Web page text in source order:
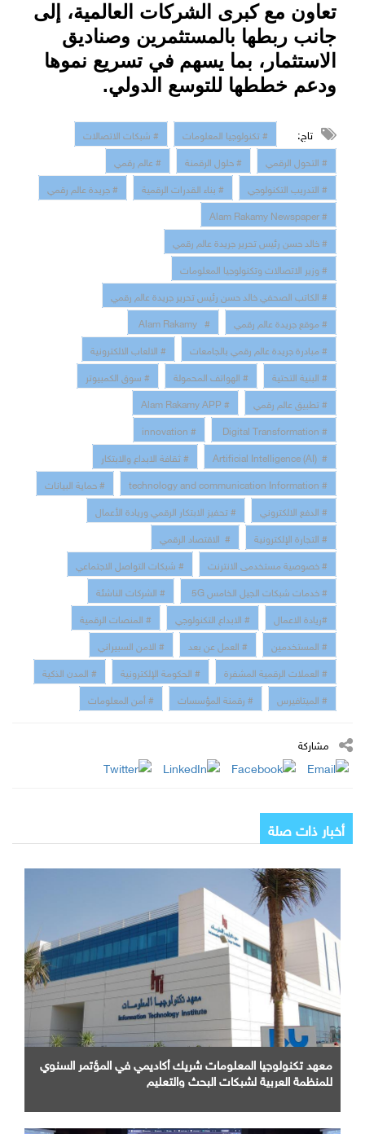
تعاون مع كبرى الشركات العالمية، إلى
جانب ربطها بالمستثمرين وصناديق
الاستثمار، بما يسهم في تسريع نموها
ودعم خططها للتوسع الدولي.
تاج: # تكنولوجيا المعلومات
# شبكات الاتصالات
# التحول الرقمي
# حلول الرقمنة
# عالم رقمي
# التدريب التكنولوجي
# بناء القدرات الرقمية
# جريدة عالم رقمي
# Alam Rakamy Newspaper
# خالد حسن رئيس تحرير جريدة عالم رقمي
# وزير الاتصالات وتكنولوجيا المعلومات
# الكاتب الصحفي خالد حسن رئيس تحرير جريدة عالم رقمي
# موقع جريدة عالم رقمي
# Alam Rakamy
# مبادرة جريدة عالم رقمي بالجامعات
# الالعاب الالكترونية
# البنية التحتية
# الهواتف المحمولة
# سوق الكمبيوتر
# تطبيق عالم رقمي
# Alam Rakamy APP
# Digital Transformation
# innovation
# Artificial Intelligence (AI)
# ثقافة الابداع والابتكار
# technology and communication Information
# حماية البيانات
# الدفع الالكتروني
# تحفيز الابتكار الرقمي وريادة الأعمال
# التجارة الإلكترونية
# الاقتصاد الرقمي
# خصوصية مستخدمى الانترنت
# شبكات التواصل الاجتماعي
# خدمات شبكات الجيل الخامس 5G
# الشركات الناشئة
#ريادة الاعمال
# الابداع التكنولوجي
# المنصات الرقمية
# المستخدمين
# العمل عن بعد
# الامن السبيراني
# العملات الرقمية المشفرة
# الحكومة الإلكترونية
# المدن الذكية
# الميتافيرس
# رقمنة المؤسسات # أمن المعلومات
مشاركة
أخبار ذات صلة
معهد تكنولوجيا المعلومات شريك أكاديمي في المؤتمر السنوي
للمنظمة العربية لشبكات البحث والتعليم